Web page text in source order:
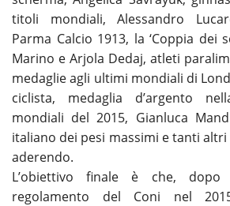
titoli mondiali, Alessandro
Parma Calcio 1913, la ‘Coppia dei
Marino e Arjola Dedaj, atleti
medaglie agli ultimi mondiali di
ciclista, medaglia d’argento
mondiali del 2015, Gianluca
italiano dei pesi massimi e tanti
aderendo.
L’obiettivo finale è che, dopo
regolamento del Coni nel